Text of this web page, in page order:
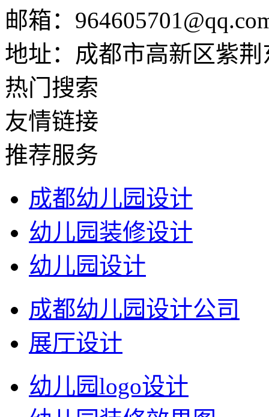
邮箱：
地址：成都市高新区紫荆
热门搜索
友情链接
推荐服务
成都幼儿园设计
幼儿园装修设计
幼儿园设计
成都幼儿园设计公司
展厅设计
幼儿园logo设计